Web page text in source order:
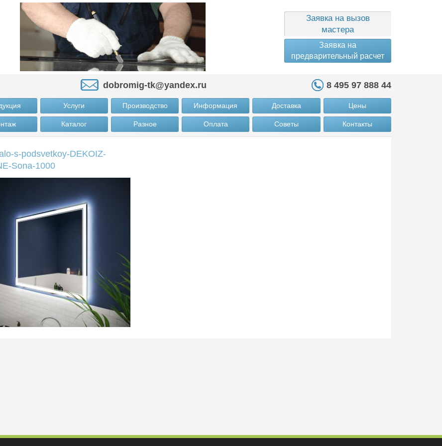
Заявка на вызов
мастера
Заявка на
предварительный расчет
dobromig-tk@yandex.ru 8 495 97 888 44
Услуги Производство Информация Доставка Цены
Каталог Разное Оплата Советы Контакты
s-podsvetkoy-DEKOIZ-
Sona-1000